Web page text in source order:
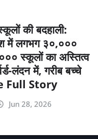
की बदहाली:
में लगभग ३०,०००
स्कूलों का अस्तित्व
लंदन में, गरीब बच्चे
Full Story
Jun 28, 2026